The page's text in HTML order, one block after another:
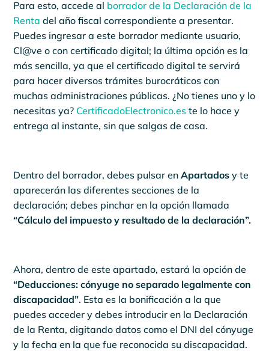
Para esto, accede al borrador de la Declaración de la
Renta del año fiscal correspondiente a presentar.
Puedes ingresar a este borrador mediante usuario,
Cl@ve o con certificado digital; la última opción es la
más sencilla, ya que el certificado digital te servirá
para hacer diversos trámites burocráticos con
muchas administraciones públicas. ¿No tienes uno y lo
necesitas ya? CertificadoElectronico.es te lo hace y
entrega al instante, sin que salgas de casa.
Dentro del borrador, debes pulsar enApartados y te
aparecerán las diferentes secciones de la
declaración; debes pinchar en la opción llamada
“Cálculo del impuesto y resultado de la declaración”.
Ahora, dentro de este apartado, estará la opción de
“Deducciones: cónyuge no separado legalmente con
discapacidad”. Esta es la bonificación a la que
puedes acceder y debes introducir en la Declaración
de la Renta, digitando datos como el DNI del cónyuge
y la fecha en la que fue reconocida su discapacidad.